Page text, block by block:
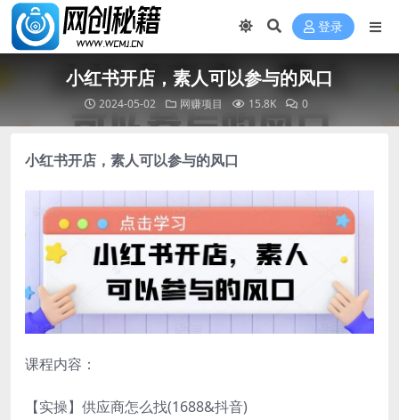
登录
小红书开店，素人可以参与的风口
2024-05-02 网赚项目 15.8K 0
小红书开店 ，素人可以参与的风口
课程内容：
【实操】供应商怎么找(1688&抖音)